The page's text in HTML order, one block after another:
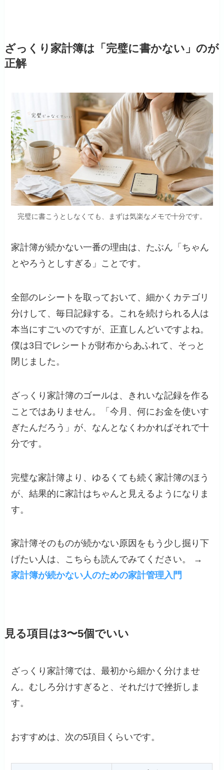
ざっくり家計簿は「完璧に書かない」のが
正解
完璧に書こうとしなくても、まずは気楽なメモで十分です。
家計簿が続かない一番の理由は、たぶん「ちゃん
とやろうとしすぎる」ことです。
全部のレシートを取っておいて、細かくカテゴリ
分けして、毎日記録する。これを続けられる人は
本当にすごいのですが、正直しんどいですよね。
僕は3日でレシートが財布からあふれて、そっと
閉じました。
ざっくり家計簿のゴールは、きれいな記録を作る
ことではありません。「今月、何にお金を使いす
ぎたんだろう」が、なんとなくわかればそれで十
分です。
完璧な家計簿より、ゆるくても続く家計簿のほう
が、結果的に家計はちゃんと見えるようになりま
す。
家計簿そのものが続かない原因をもう少し掘り下
げたい人は、こちらも読んでみてください。 →
家計簿が続かない人のための家計管理入門
見る項目は3〜5個でいい
ざっくり家計簿では、最初から細かく分けませ
ん。むしろ分けすぎると、それだけで挫折しま
す。
おすすめは、次の5項目くらいです。